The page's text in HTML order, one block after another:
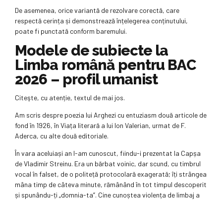
De asemenea, orice variantă de rezolvare corectă, care
respectă cerința și demonstrează înțelegerea conținutului,
poate fi punctată conform baremului.
Modele de subiecte la
Limba română pentru BAC
2026 – profil umanist
Citeşte, cu atenție, textul de mai jos.
Am scris despre poezia lui Arghezi cu entuziasm două articole de
fond în 1926, în Viața literară a lui Ion Valerian, urmat de F.
Aderca, cu alte două editoriale.
În vara aceluiași an l-am cunoscut, fiindu-i prezentat la Capșa
de Vladimir Streinu. Era un bărbat voinic, dar scund, cu timbrul
vocal în falset, de o politeță protocolară exagerată; îți strângea
mâna timp de câteva minute, rămânând în tot timpul descoperit
și spunându-ți „domnia-ta”. Cine cunoștea violența de limbaj a